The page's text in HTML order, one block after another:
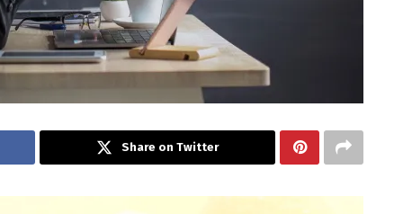
Share on Twitter